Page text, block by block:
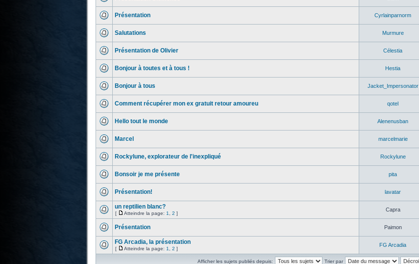
Présentation Cyrlainparnorm
Salutations Murmure
Présentation de Olivier Célestia
Bonjour à toutes et à tous ! Hestia
Bonjour à tous Jacket_Impersonator
Comment récupérer mon ex gratuit retour amoureu qotel
Hello tout le monde Alenenusban
Marcel marcelmarie
Rockylune, explorateur de l'inexpliqué Rockylune
Bonsoir je me présente pita
Présentation! lavatar
un reptilien blanc?
[ Atteindre la page: 1 2 ]
Capra
Présentation Paimon
FG Arcadia, la présentation
[ Atteindre la page: 1 2 ]
FG Arcadia
Afficher les sujets publiés depuis: Trier par